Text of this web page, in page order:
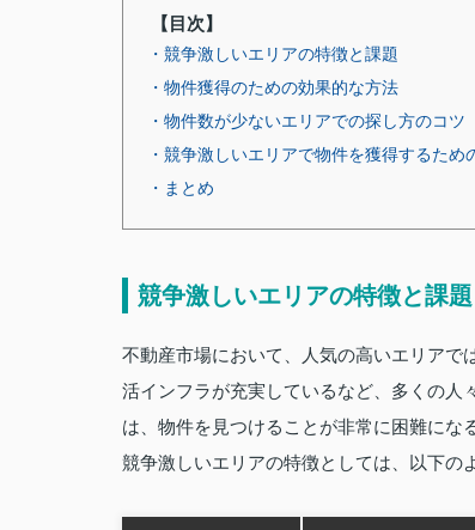
【目次】
・競争激しいエリアの特徴と課題
・物件獲得のための効果的な方法
・物件数が少ないエリアでの探し方のコツ
・競争激しいエリアで物件を獲得するため
・まとめ
競争激しいエリアの特徴と課題
不動産市場において、人気の高いエリアで
活インフラが充実しているなど、多くの人
は、物件を見つけることが非常に困難にな
競争激しいエリアの特徴としては、以下の